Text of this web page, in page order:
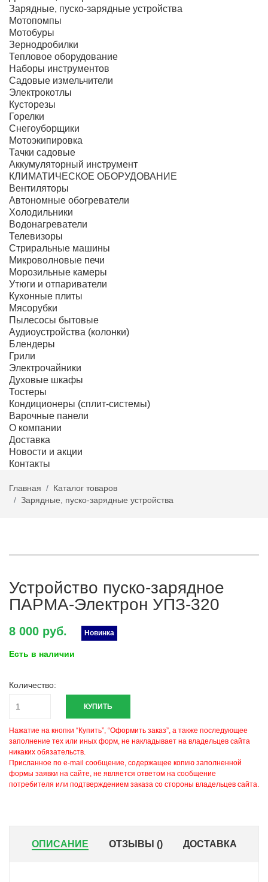
Зарядные, пуско-зарядные устройства
Мотопомпы
Мотобуры
Зернодробилки
Тепловое оборудование
Наборы инструментов
Садовые измельчители
Электрокотлы
Кусторезы
Горелки
Снегоуборщики
Мотоэкипировка
Тачки садовые
Аккумуляторный инструмент
КЛИМАТИЧЕСКОЕ ОБОРУДОВАНИЕ
Вентиляторы
Автономные обогреватели
Холодильники
Водонагреватели
Телевизоры
Стриральные машины
Микроволновые печи
Морозильные камеры
Утюги и отпариватели
Кухонные плиты
Мясорубки
Пылесосы бытовые
Аудиоустройства (колонки)
Блендеры
Грили
Электрочайники
Духовые шкафы
Тостеры
Кондиционеры (сплит-системы)
Варочные панели
О компании
Доставка
Новости и акции
Контакты
Главная
Каталог товаров
Зарядные, пуско-зарядные устройства
Устройство пуско-зарядное
ПАРМА-Электрон УПЗ-320
8 000 руб. Новинка
Есть в наличии
Количество:
КУПИТЬ
Нажатие на кнопки “Купить”, “Оформить заказ”, а также последующее
заполнение тех или иных форм, не накладывает на владельцев сайта
никаких обязательств.
Присланное по e-mail сообщение, содержащее копию заполненной
формы заявки на сайте, не является ответом на сообщение
потребителя или подтверждением заказа со стороны владельцев сайта.
ОПИСАНИЕ ОТЗЫВЫ () ДОСТАВКА